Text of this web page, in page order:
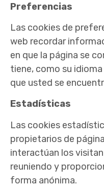
Preferencias
Las cookies de
web recordar
en que la página se
tiene, como su
que usted se
Estadísticas
Las cookies
propietarios de
interactúan los
reuniendo y
forma anónima.